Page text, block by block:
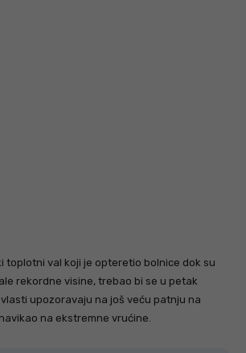
toplotni val koji je opteretio bolnice dok su
rekordne visine, trebao bi se u petak
upozoravaju na još veću patnju na
na ekstremne vrućine.